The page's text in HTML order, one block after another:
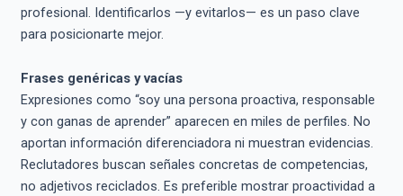
profesional. Identificarlos —y evitarlos— es un paso clave
para posicionarte mejor.
Frases genéricas y vacías
Expresiones como “soy una persona proactiva, responsable
y con ganas de aprender” aparecen en miles de perfiles. No
aportan información diferenciadora ni muestran evidencias.
Reclutadores buscan señales concretas de competencias,
no adjetivos reciclados. Es preferible mostrar proactividad a